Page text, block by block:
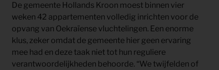
De gemeente Hollands Kroon moest binnen vier
weken 42 appartementen volledig inrichten voor de
opvang van Oekraïense vluchtelingen. Een enorme
klus, zeker omdat de gemeente hier geen ervaring
mee had en deze taak niet tot hun reguliere
verantwoordelijkheden behoorde. “We twijfelden of